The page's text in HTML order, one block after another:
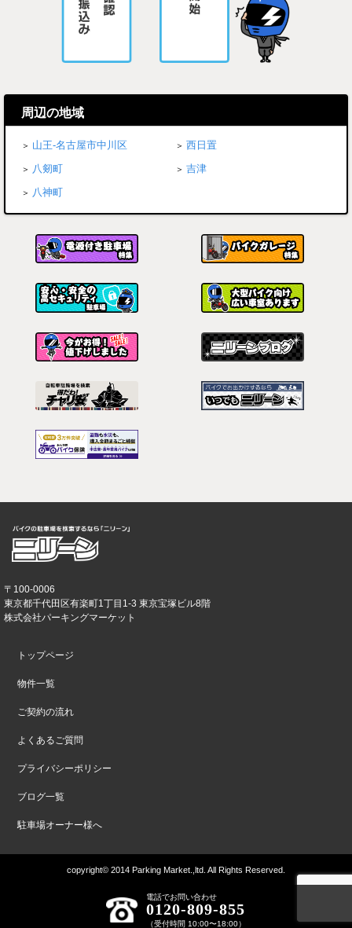
周辺の地域
山王-名古屋市中川区
西日置
八剱町
吉津
八神町
〒100-0006
東京都千代田区有楽町1丁目1-3 東京宝塚ビル8階
株式会社パーキングマーケット
トップページ
物件一覧
ご契約の流れ
よくあるご質問
プライバシーポリシー
ブログ一覧
駐車場オーナー様へ
copyright© 2014 Parking Market.,ltd. All Rights Reserved.
電話でお問い合わせ
0120-809-855
（受付時間 10:00〜18:00）